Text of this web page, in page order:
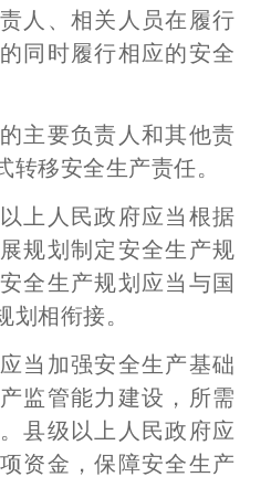
人、相关人员在履行
同时履行相应的安全
要负责人和其他责
转移安全生产责任。
上人民政府应当根据
规划制定安全生产规
全生产规划应当与国
划相衔接。
加强安全生产基础
监管能力建设，所需
县级以上人民政府应
资金，保障安全生产